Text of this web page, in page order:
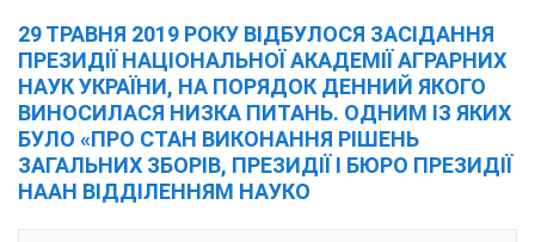
29 ТРАВНЯ 2019 РОКУ ВІДБУЛОСЯ ЗАСІДАННЯ
ПРЕЗИДІЇ НАЦІОНАЛЬНОЇ АКАДЕМІЇ АГРАРНИХ
НАУК УКРАЇНИ, НА ПОРЯДОК ДЕННИЙ ЯКОГО
ВИНОСИЛАСЯ НИЗКА ПИТАНЬ. ОДНИМ ІЗ ЯКИХ
БУЛО «ПРО СТАН ВИКОНАННЯ РІШЕНЬ
ЗАГАЛЬНИХ ЗБОРІВ, ПРЕЗИДІЇ І БЮРО ПРЕЗИДІЇ
НААН ВІДДІЛЕННЯМ НАУКО